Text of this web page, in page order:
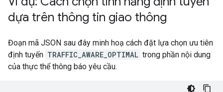
dựa trên thông tin giao thông
Đoạn mã JSON sau đây minh hoạ cách đặt lựa chọn ưu tiên
định tuyến TRAFFIC_AWARE_OPTIMAL trong phần nội dung
của thực thể thông báo yêu cầu.